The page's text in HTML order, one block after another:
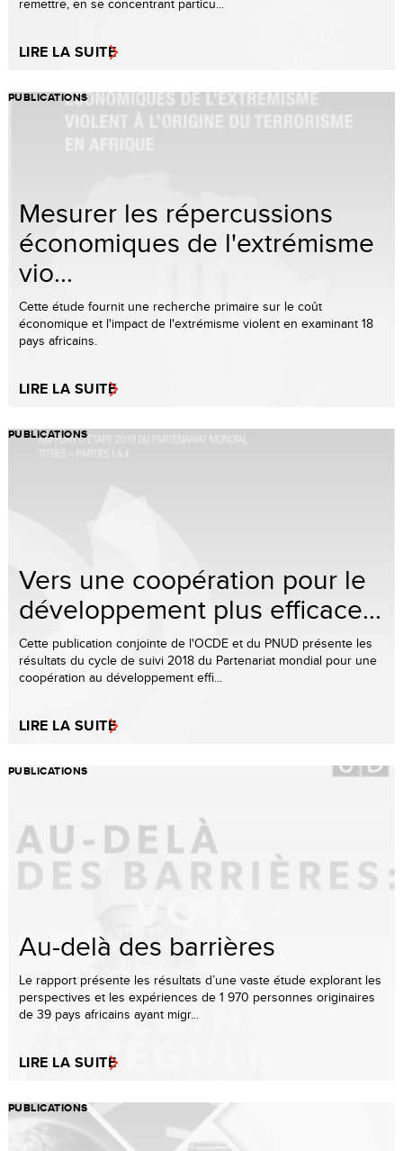
remettre, en se concentrant particu...
LIRE LA SUITE
PUBLICATIONS
Mesurer les répercussions
économiques de l'extrémisme
vio...
Cette étude fournit une recherche primaire sur le coût
économique et l'impact de l'extrémisme violent en examinant 18
pays africains.
LIRE LA SUITE
PUBLICATIONS
Vers une coopération pour le
développement plus efficace...
Cette publication conjointe de l'OCDE et du PNUD présente les
résultats du cycle de suivi 2018 du Partenariat mondial pour une
coopération au développement effi...
LIRE LA SUITE
PUBLICATIONS
Au-delà des barrières
Le rapport présente les résultats d’une vaste étude explorant les
perspectives et les expériences de 1 970 personnes originaires
de 39 pays africains ayant migr...
LIRE LA SUITE
PUBLICATIONS